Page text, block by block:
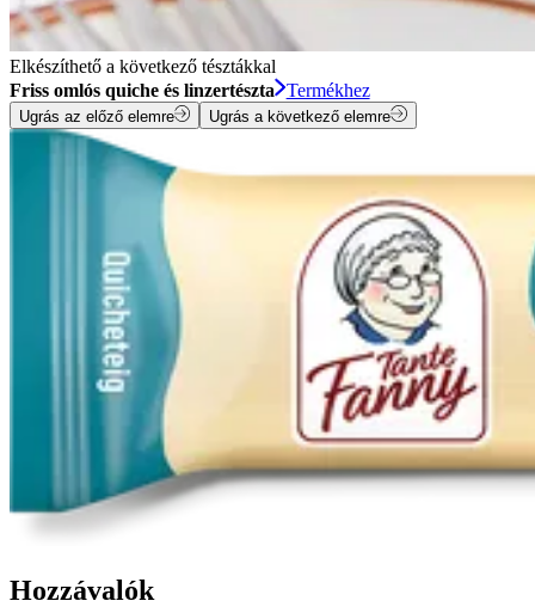
Elkészíthető a következő tésztákkal
Friss omlós quiche és linzertészta
Termékhez
Ugrás az előző elemre Ugrás a következő elemre
Hozzávalók